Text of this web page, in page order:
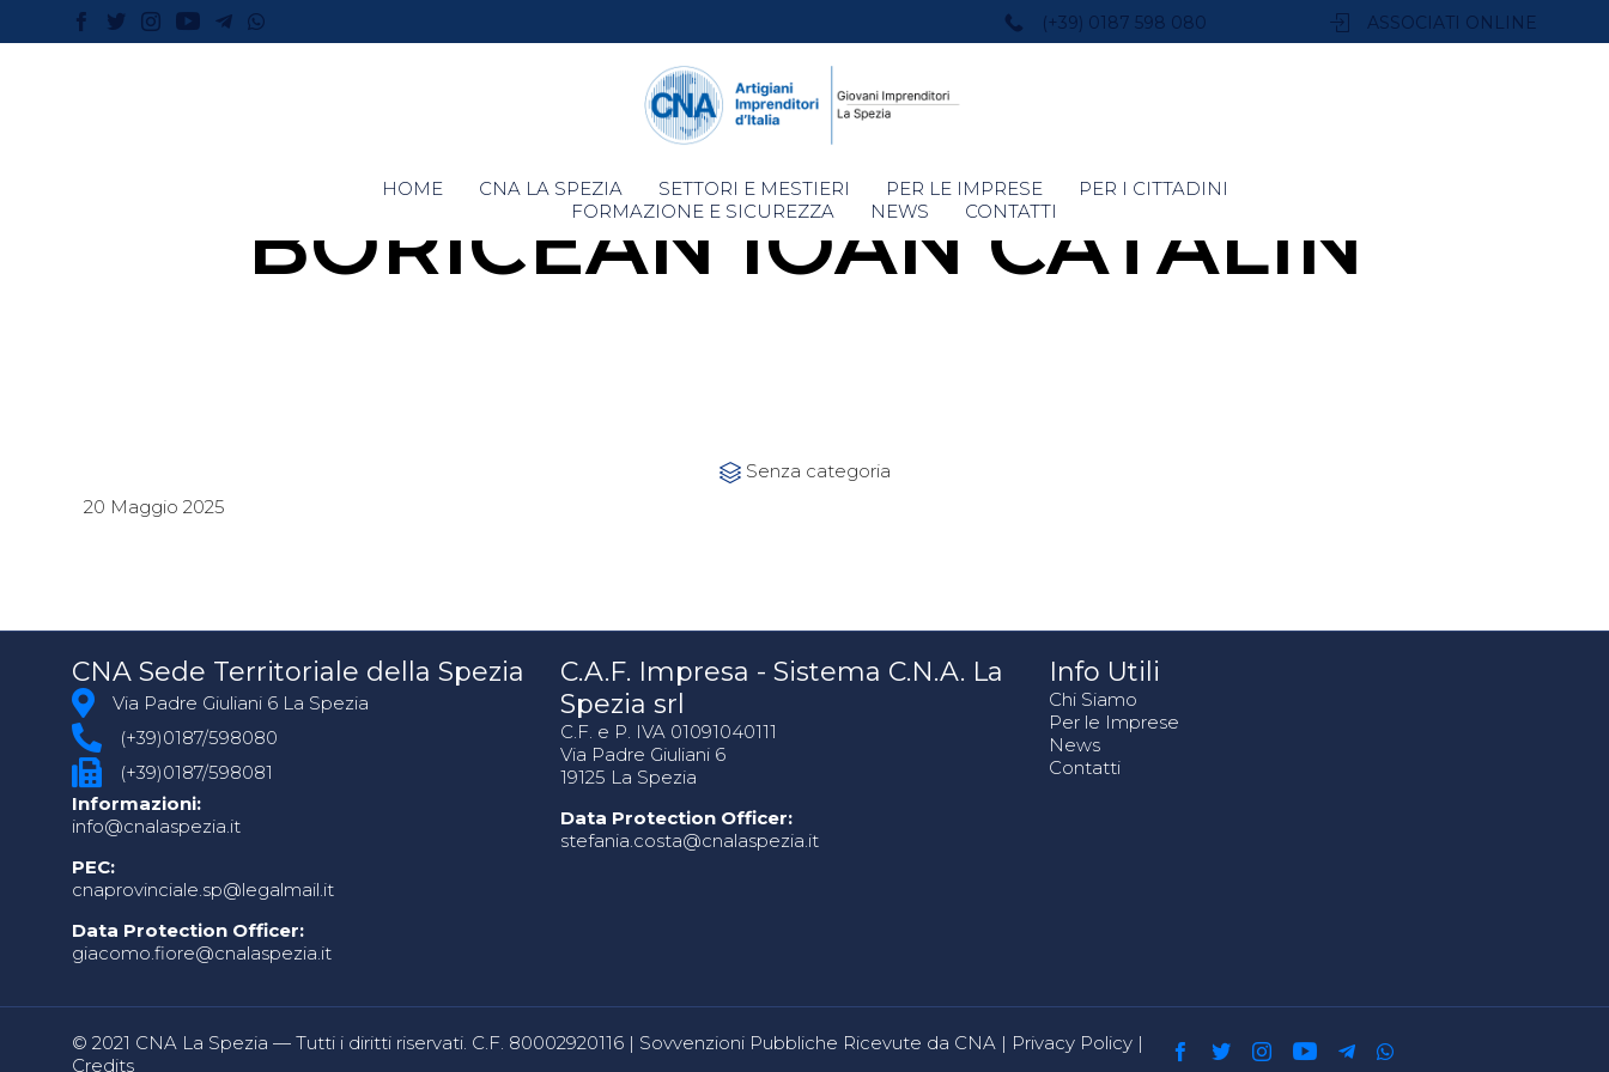
(+39) 0187 598 080 ASSOCIATI ONLINE
Skip
to
HOME CNA LA SPEZIA SETTORI E MESTIERI PER LE IMPRESE
PER I CITTADINI
FORMAZIONE E SICUREZZA
NEWS CONTATTI
BORICEAN IOAN CATALIN
 Category
Senza categoria
20 Maggio 2025
CNA Sede Territoriale della Spezia
Via Padre Giuliani 6 La Spezia
(+39)0187/598080
(+39)0187/598081
Informazioni:
info@cnalaspezia.it
PEC:
cnaprovinciale.sp@legalmail.it
Data Protection Officer:
giacomo.fiore@cnalaspezia.it
C.A.F. Impresa - Sistema C.N.A. La
Spezia srl
C.F. e P. IVA 01091040111
Via Padre Giuliani 6
19125 La Spezia
Data Protection Officer:
stefania.costa@cnalaspezia.it
Info Utili
Chi Siamo
Per le Imprese
News
Contatti
© 2021 CNA La Spezia — Tutti i diritti riservati. C.F. 80002920116 | Sovvenzioni Pubbliche Ricevute da CNA | Privacy Policy |
Credits